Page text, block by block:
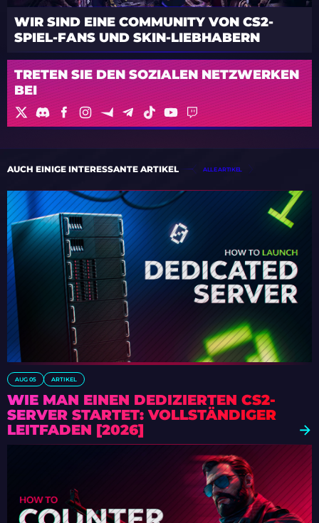
WIR SIND EINE COMMUNITY VON CS2-
SPIEL-FANS UND SKIN-LIEBHABERN
TRETEN SIE DEN SOZIALEN NETZWERKEN
BEI
AUCH EINIGE INTERESSANTE ARTIKEL ALLE ARTIKEL
AUG 05 ARTIKEL
WIE MAN EINEN DEDIZIERTEN CS2-
SERVER STARTET: VOLLSTÄNDIGER
LEITFADEN [2026]